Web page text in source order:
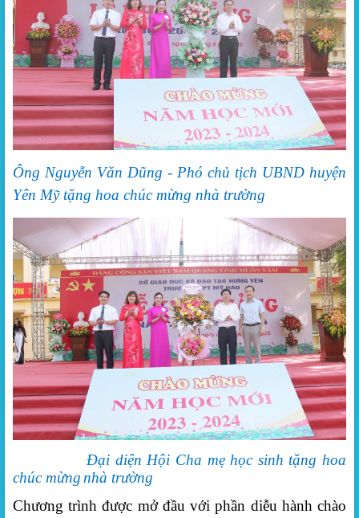
Ông Nguyễn Văn Dũng - Phó chủ tịch UBND huyện
Yên Mỹ tặng hoa chúc mừng nhà trường
Đại diện Hội Cha mẹ học sinh tặng hoa
chúc mừng nhà trường
Chương trình được mở đầu với phần diễu hành chào